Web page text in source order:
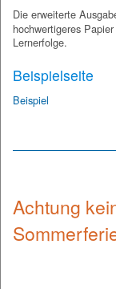
Die erweiterte
hochwertigeres
Lernerfolge.
Beispielseite
Beispiel
Achtung